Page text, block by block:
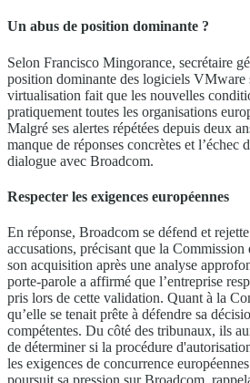
Un abus de position dominante ?
Selon Francisco Mingorance, secrétaire
position dominante des logiciels VMware
virtualisation fait que les nouvelles
pratiquement toutes les organisations
Malgré ses alertes répétées depuis deux
manque de réponses concrètes et l’échec
dialogue avec Broadcom.
Respecter les exigences européennes
En réponse, Broadcom se défend et
accusations, précisant que la
son acquisition après une analyse
porte-parole a affirmé que l’entreprise
pris lors de cette validation. Quant à la
qu’elle se tenait prête à défendre sa
compétentes. Du côté des tribunaux, ils
de déterminer si la procédure
les exigences de concurrence